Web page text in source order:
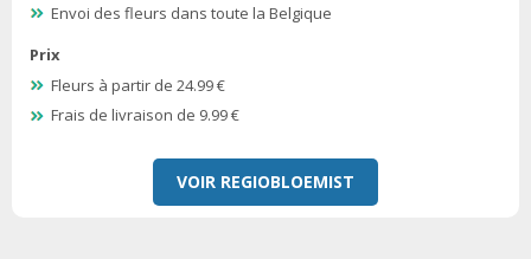
Envoi des fleurs dans toute la Belgique
Prix
Fleurs à partir de 24.99 €
Frais de livraison de 9.99 €
VOIR REGIOBLOEMIST